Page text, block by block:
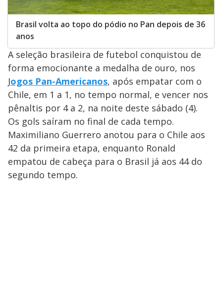
Brasil volta ao topo do pódio no Pan depois de 36
anos
A seleção brasileira de futebol conquistou de
forma emocionante a medalha de ouro, nos
Jogos Pan-Americanos, após empatar com o
Chile, em 1 a 1, no tempo normal, e vencer nos
pênaltis por 4 a 2, na noite deste sábado (4).
Os gols saíram no final de cada tempo.
Maximiliano Guerrero anotou para o Chile aos
42 da primeira etapa, enquanto Ronald
empatou de cabeça para o Brasil já aos 44 do
segundo tempo.